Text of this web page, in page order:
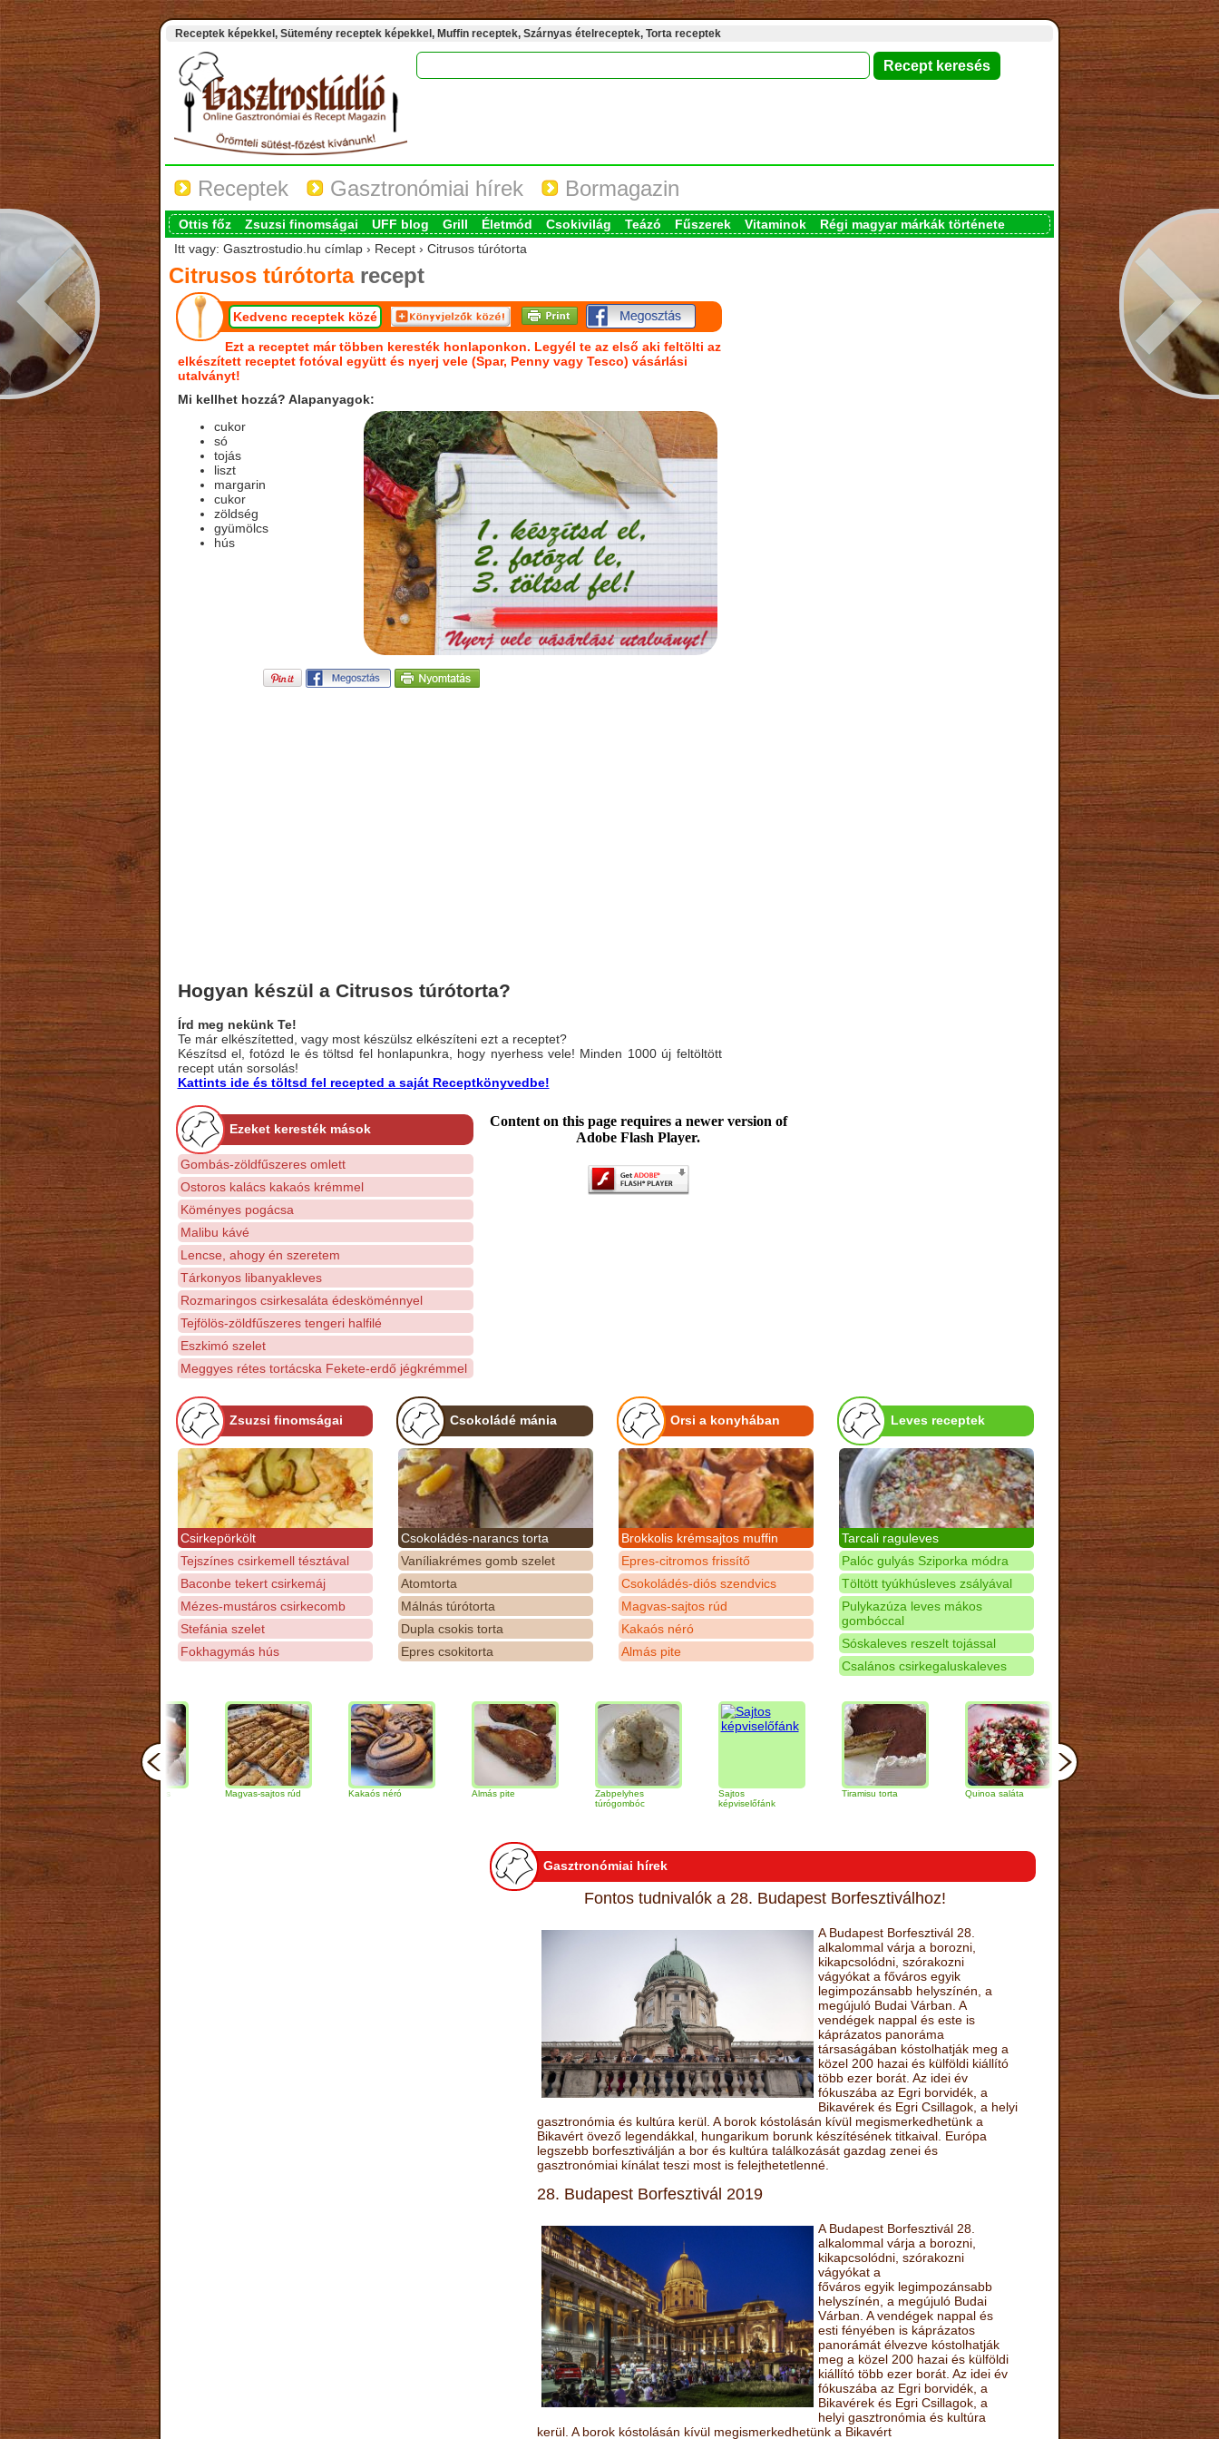
Receptek képekkel, Sütemény receptek képekkel, Muffin receptek, Szárnyas ételreceptek, Torta receptek
Receptek Gasztronómiai hírek Bormagazin
Ottis főz Zsuzsi finomságai UFF blog Grill Életmód Csokivilág Teázó Fűszerek Vitaminok
Régi magyar márkák története
Itt vagy: Gasztrostudio.hu címlap › Recept › Citrusos túrótorta
Citrusos túrótortarecept
Kedvenc receptek közé
Ezt a receptet már többen keresték honlaponkon. Legyél te az első aki feltölti az
elkészített receptet fotóval együtt és nyerj vele (Spar, Penny vagy Tesco) vásárlási
utalványt!
Mi kellhet hozzá? Alapanyagok:
cukor
só
tojás
liszt
margarin
cukor
zöldség
gyümölcs
hús
Hogyan készül a Citrusos túrótorta?
Írd meg nekünk Te!
Te már elkészítetted, vagy most készülsz elkészíteni ezt a receptet?
Készítsd el, fotózd le és töltsd fel honlapunkra, hogy nyerhess vele! Minden 1000 új feltöltött
recept után sorsolás!
Kattints ide és töltsd fel recepted a saját Receptkönyvedbe!
Ezeket keresték mások
Gombás-zöldfűszeres omlett
Ostoros kalács kakaós krémmel
Köményes pogácsa
Malibu kávé
Lencse, ahogy én szeretem
Tárkonyos libanyakleves
Rozmaringos csirkesaláta édesköménnyel
Tejfölös-zöldfűszeres tengeri halfilé
Eszkimó szelet
Meggyes rétes tortácska Fekete-erdő jégkrémmel
Content on this page requires a newer version of
Adobe Flash Player.
Zsuzsi finomságai
Csirkepörkölt
Tejszínes csirkemell tésztával
Baconbe tekert csirkemáj
Mézes-mustáros csirkecomb
Stefánia szelet
Fokhagymás hús
Csokoládé mánia
Csokoládés-narancs torta
Vaníliakrémes gomb szelet
Atomtorta
Málnás túrótorta
Dupla csokis torta
Epres csokitorta
Orsi a konyhában
Brokkolis krémsajtos muffin
Epres-citromos frissítő
Csokoládés-diós szendvics
Magvas-sajtos rúd
Kakaós néró
Almás pite
Leves receptek
Tarcali raguleves
Palóc gulyás Sziporka módra
Töltött tyúkhúsleves zsályával
Pulykazúza leves mákos
gombóccal
Sóskaleves reszelt tojással
Csalános csirkegaluskaleves
Csokoládés-diós
szendvics
Magvas-sajtos rúd Kakaós néró Almás pite
Zabpelyhes
túrógombóc
képviselőfánk
Tiramisu torta Quinoa saláta Mandulás kifli
narancs
Gasztronómiai hírek
Fontos tudnivalók a 28. Budapest Borfesztiválhoz!
A Budapest Borfesztivál 28.
alkalommal várja a borozni,
kikapcsolódni, szórakozni
vágyókat a főváros egyik
legimpozánsabb helyszínén, a
megújuló Budai Várban. A
vendégek nappal és este is
káprázatos panoráma
társaságában kóstolhatják meg a
közel 200 hazai és külföldi kiállító
több ezer borát. Az idei év
fókuszába az Egri borvidék, a
Bikavérek és Egri Csillagok, a helyi
gasztronómia és kultúra kerül. A borok kóstolásán kívül megismerkedhetünk a
Bikavért övező legendákkal, hungarikum borunk készítésének titkaival. Európa
legszebb borfesztiválján a bor és kultúra találkozását gazdag zenei és
gasztronómiai kínálat teszi most is felejthetetlenné.
28. Budapest Borfesztivál 2019
A Budapest Borfesztivál 28.
alkalommal várja a borozni,
kikapcsolódni, szórakozni
vágyókat a
főváros egyik legimpozánsabb
helyszínén, a megújuló Budai
Várban. A vendégek nappal és
esti fényében is káprázatos
panorámát élvezve kóstolhatják
meg a közel 200 hazai és külföldi
kiállító több ezer borát. Az idei év
fókuszába az Egri borvidék, a
Bikavérek és Egri Csillagok, a
helyi gasztronómia és kultúra
kerül. A borok kóstolásán kívül megismerkedhetünk a Bikavért